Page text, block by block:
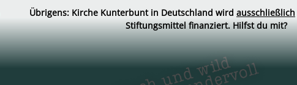
Übrigens: Kirche Kunterbunt in Deutschland wird ausschließlich
Stiftungsmittel finanziert. Hilfst du mit?